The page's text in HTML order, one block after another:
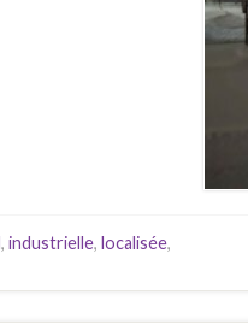
, industrielle, localisée,